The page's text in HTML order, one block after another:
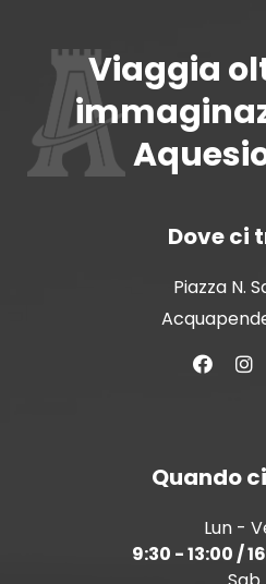
Viaggia
Dove ci
Piazza N.
Quando
Lun -
9:30 - 13:00 /